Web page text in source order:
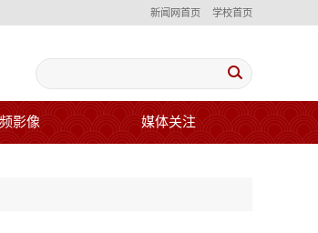
新闻网首页 学校首页
影像 媒体关注